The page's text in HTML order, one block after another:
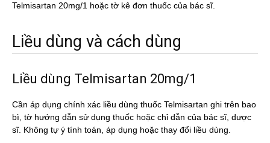
Telmisartan 20mg/1 hoặc tờ kê đơn thuốc của bác sĩ.
Liều dùng và cách dùng
Liều dùng Telmisartan 20mg/1
Cần áp dụng chính xác liều dùng thuốc Telmisartan ghi trên bao
bì, tờ hướng dẫn sử dụng thuốc hoặc chỉ dẫn của bác sĩ, dược
sĩ. Không tự ý tính toán, áp dụng hoặc thay đổi liều dùng.